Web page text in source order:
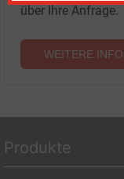
über Ihre Anfrage.
WEITERE
Produkte